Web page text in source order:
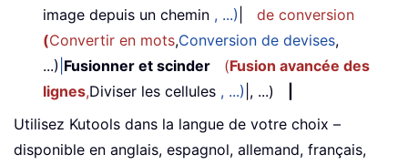
image depuis un chemin , ...)
de conversion
(Convertir en mots,Conversion de devises,
...) Fusionner et scinder (Fusion avancée des
lignes,Diviser les cellules , ...) |, ...)
Utilisez Kutools dans la langue de votre choix –
disponible en anglais, espagnol, allemand, français,